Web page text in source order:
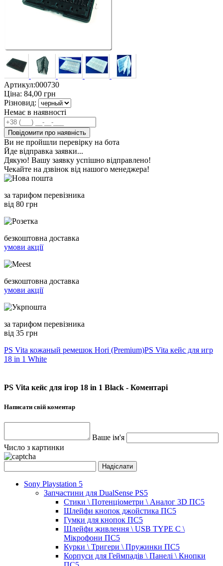
Артикул:000730
Ціна: 84,00 грн
Різновид:
Немає в наявності
Повідомити про наявність
Ви не пройшли перевірку на бота
Йде відправка заявки...
Дякую! Вашу заявку успішно відправлено!
Чекайте на дзвінок від нашого менеджера!
за тарифом перевізника
від 80 грн
безкоштовна доставка
умови акції
безкоштовна доставка
умови акції
за тарифом перевізника
від 35 грн
PS Vita кожаный ремешок Hori (Premium)PS Vita кейс для игр
18 in 1 White
PS Vita кейс для ігор 18 in 1 Black - Коментарі
Написати свій коментар
Ваше ім'я
Число з картинки
Sony Playstation 5
Запчастини для DualSense PS5
Стики \ Потенціометри \ Аналог 3D ПС5
Шлейфи кнопок джойстика ПС5
Гумки для кнопок ПС5
Шлейфи живлення \ USB TYPE C \
Мікрофони ПС5
Курки \ Тригери \ Пружинки ПС5
Корпуси для Геймпадів \ Панелі \ Кнопки